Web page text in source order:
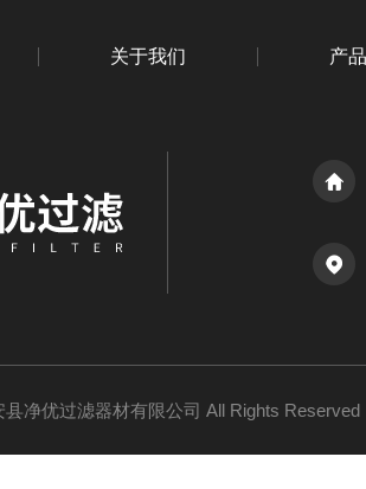
关于我们 产
县净优过滤器材有限公司 All Rights